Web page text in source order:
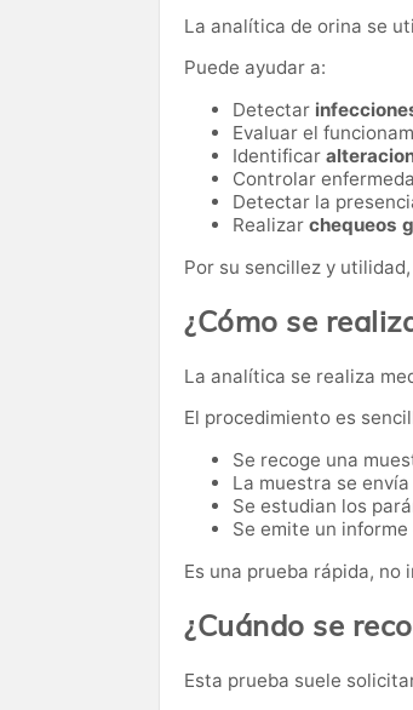
La analítica de orina se
Puede ayudar a:
Detectar
Evaluar el
Identificar
Controlar
Detectar la
Realizar chequeos
Por su sencillez y
¿Cómo se
La analítica se realiza
El procedimiento es
Se recoge una
La muestra se
Se estudian los
Se emite un
Es una prueba rápida, no
¿Cuándo se
Esta prueba suele